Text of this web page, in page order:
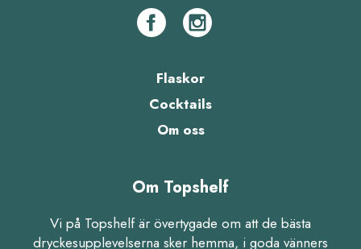
Flaskor
Cocktails
Om oss
Om Topshelf
Vi på Topshelf är övertygade om att de bästa
dryckesupplevelserna sker hemma, i goda vänners